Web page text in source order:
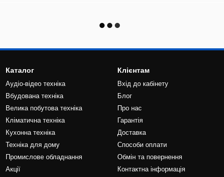
Каталог
Аудіо-відео техніка
Вбудована техніка
Велика побутова техніка
Кліматична техніка
Кухонна техніка
Техніка для дому
Промислове обладнання
Акції
Клієнтам
Вхід до кабінету
Блог
Про нас
Гарантія
Доставка
Способи оплати
Обмін та повернення
Контактна інформація